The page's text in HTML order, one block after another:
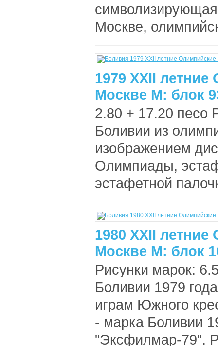
Москве,
1979 XXII
Москве М: блок
2.80 + 17.20 песо
Боливии из
изображением
Олимпиады,
эстафетной
1980 XXII
Москве М: блок
Рисунки марок:
Боливии 1979
играм Южного
- марка Боливии
"Эксфилмар-79".